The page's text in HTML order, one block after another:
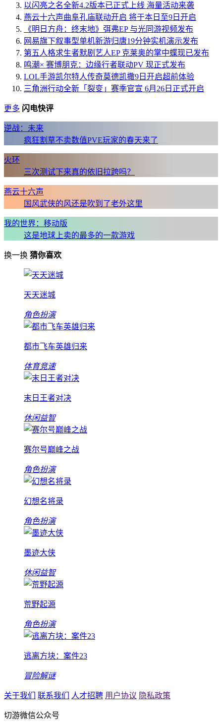
以闪亮之名全新4.2版本已正式上线 海量活动来袭
燕云十六声曲阜孔庙联动开启 将于本日至9日开启
《明日方舟：终末地》弭弗EP 与光同游视频发布
网易旗下叙事型单机新游归唐19分钟实机演示发布
第五人格求生者默剧艺人EP 克莱奥的掌中蝶现已发布
鸣潮× 赛博朋克：边缘行者联动PV 现正式发布
LOL手游凯尔特人传奇莫德凯撒9日开启超前体验
三角洲行动全新「裂变」赛季官宣 6月26日正式开启
更多 闪电快评
逆战：未来
疯狂割草不卖数值PVE玩家的春天来了
火环
三次测试下来真的依旧拉跨吗？
燕云十六声
国风武侠的风还是吹到了老外这里
我的世界：移动版
这是地球上卖的最多的一款游戏
换一换 猜你喜欢
天天迷城
角色扮演
都市飞车英雄归来
体育竞速
末日王者对决
休闲益智
赛尔号巅峰之战
角色扮演
幻想名将录
角色扮演
墨迹大侠
休闲益智
荒野起源
角色扮演
逃离方块：案件23
冒险解谜
关于我们 联系我们 人才招聘 用户协议 隐私政策
切游微信公众号